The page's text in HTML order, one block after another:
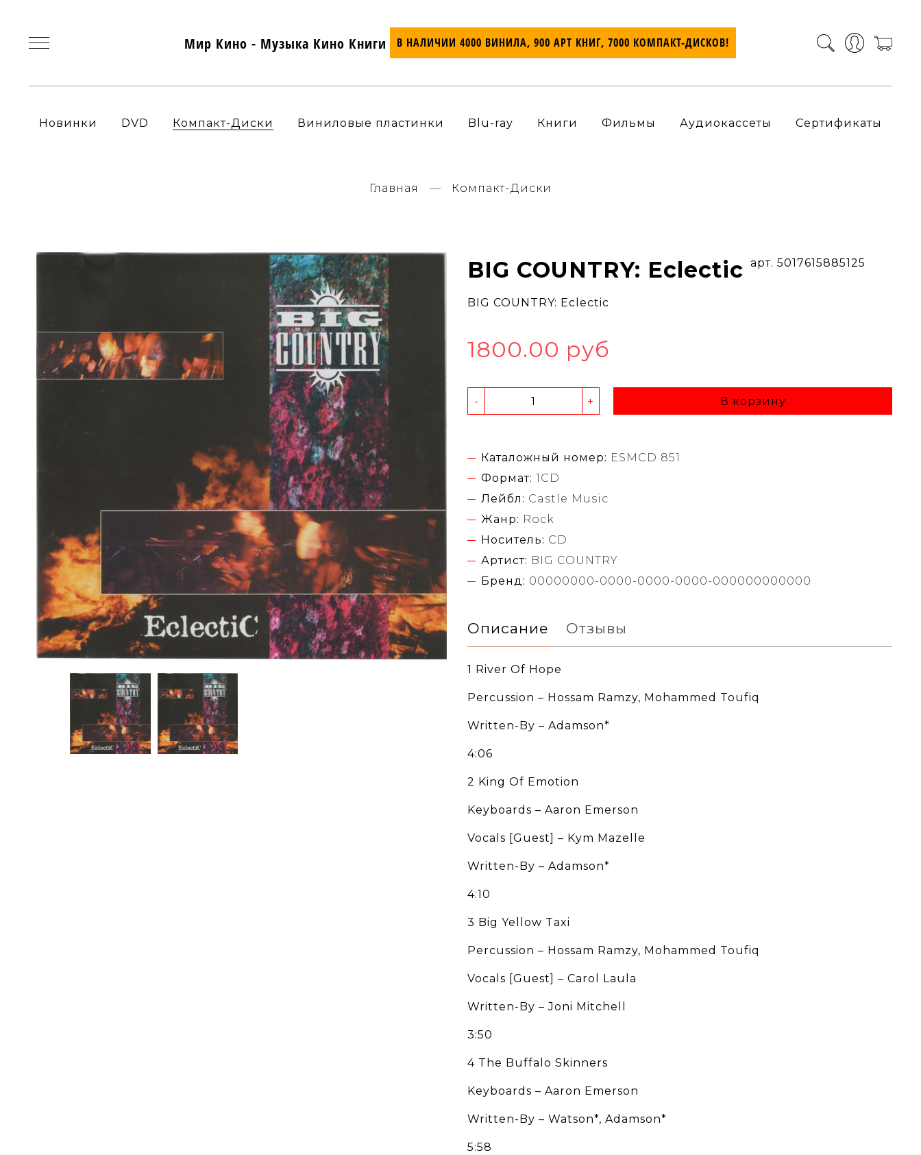
Мир Кино - Музыка Кино Книги В НАЛИЧИИ 4000 ВИНИЛА, 900 АРТ КНИГ, 7000 КОМПАКТ-ДИСКОВ!
Новинки DVD Компакт-Диски Виниловые пластинки Blu-ray Книги Фильмы Аудиокассеты Сертификаты
Главная Компакт-Диски
BIG COUNTRY: Eclectic арт. 5017615885125
BIG COUNTRY: Eclectic
1800.00 руб
- + В корзину
Каталожный номер: ESMCD 851
Формат: 1CD
Лейбл: Castle Music
Жанр: Rock
Носитель: CD
Артист: BIG COUNTRY
Бренд: 00000000-0000-0000-0000-000000000000
Описание Отзывы
1 River Of Hope
Percussion – Hossam Ramzy, Mohammed Toufiq
Written-By – Adamson*
4:06
2 King Of Emotion
Keyboards – Aaron Emerson
Vocals [Guest] – Kym Mazelle
Written-By – Adamson*
4:10
3 Big Yellow Taxi
Percussion – Hossam Ramzy, Mohammed Toufiq
Vocals [Guest] – Carol Laula
Written-By – Joni Mitchell
3:50
4 The Buffalo Skinners
Keyboards – Aaron Emerson
Written-By – Watson*, Adamson*
5:58